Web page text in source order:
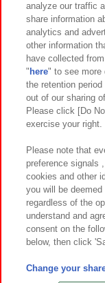
イベント・キャ
関連会社
プライバシーポリ
お取引先さ
カスタマーハラスメ
analyze our traffic
share information
analytics and
other information
have collected
" here" to see more
the retention
out of our sharing
Please click [Do
exercise your right.
Please note that
preference signals
cookies and other
you will be
regardless of the
understand and
consent on the
below, then click
Change your